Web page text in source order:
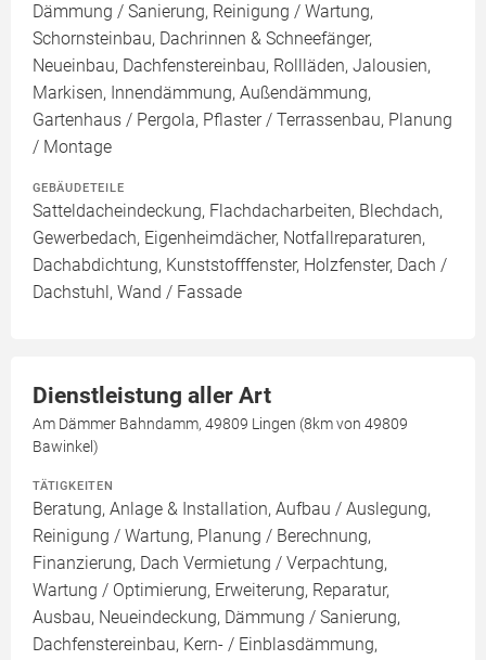
Dämmung / Sanierung, Reinigung / Wartung,
Schornsteinbau, Dachrinnen & Schneefänger,
Neueinbau, Dachfenstereinbau, Rollläden, Jalousien,
Markisen, Innendämmung, Außendämmung,
Gartenhaus / Pergola, Pflaster / Terrassenbau, Planung
/ Montage
GEBÄUDETEILE
Satteldacheindeckung, Flachdacharbeiten, Blechdach,
Gewerbedach, Eigenheimdächer, Notfallreparaturen,
Dachabdichtung, Kunststofffenster, Holzfenster, Dach /
Dachstuhl, Wand / Fassade
Dienstleistung aller Art
Am Dämmer Bahndamm, 49809 Lingen (8km von 49809
Bawinkel)
TÄTIGKEITEN
Beratung, Anlage & Installation, Aufbau / Auslegung,
Reinigung / Wartung, Planung / Berechnung,
Finanzierung, Dach Vermietung / Verpachtung,
Wartung / Optimierung, Erweiterung, Reparatur,
Ausbau, Neueindeckung, Dämmung / Sanierung,
Dachfenstereinbau, Kern- / Einblasdämmung,